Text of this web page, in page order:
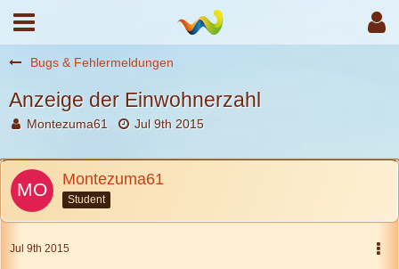
Bugs & Fehlermeldungen
Anzeige der Einwohnerzahl
Montezuma61 Jul 9th 2015
Montezuma61
Student
Jul 9th 2015